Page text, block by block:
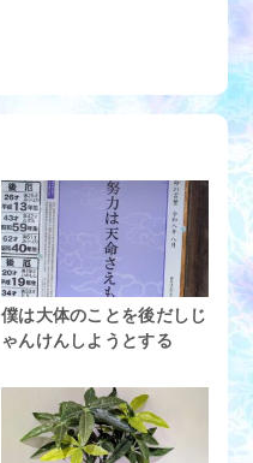
僕は大体のことを後だしじ
ゃんけんしようとする